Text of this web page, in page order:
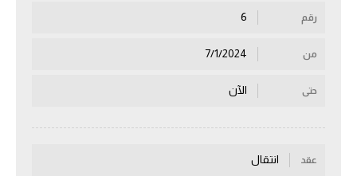
سعودي في الجول
رقم
من
حتى الآن
عقد انتقال